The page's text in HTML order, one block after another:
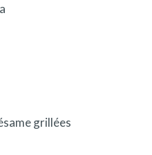
grillées